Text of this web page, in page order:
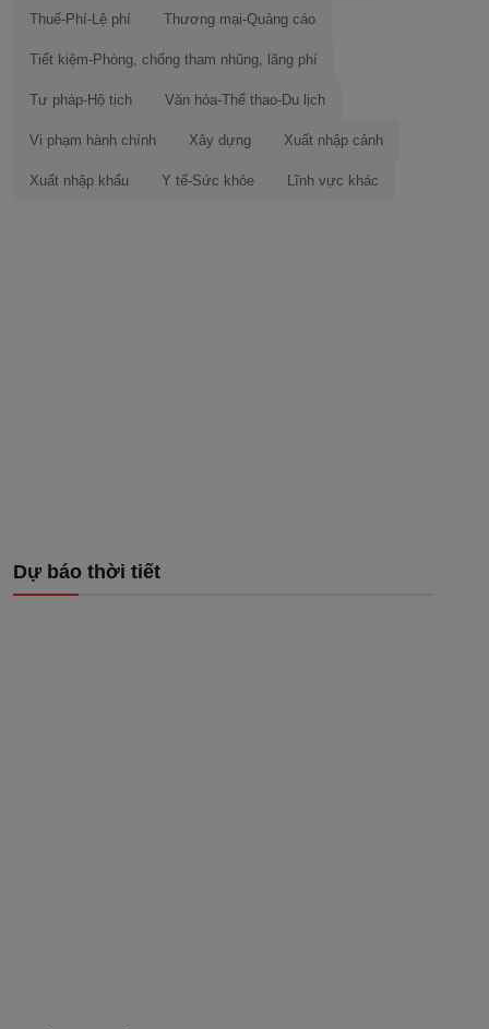
Thuế-Phí-Lệ phí Thương mại-Quảng cáo
Tiết kiệm-Phòng, chống tham nhũng, lãng phí
Tư pháp-Hộ tịch Văn hóa-Thể thao-Du lịch
Vi phạm hành chính Xây dựng Xuất nhập cảnh
Xuất nhập khẩu Y tế-Sức khỏe Lĩnh vực khác
Dự báo thời tiết